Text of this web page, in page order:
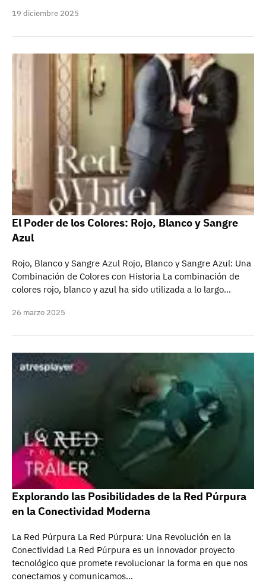
19 diciembre 2025
El Poder de los Colores: Rojo, Blanco y Sangre
Azul
Rojo, Blanco y Sangre Azul Rojo, Blanco y Sangre Azul: Una
Combinación de Colores con Historia La combinación de
colores rojo, blanco y azul ha sido utilizada a lo largo…
26 marzo 2025
Explorando las Posibilidades de la Red Púrpura
en la Conectividad Moderna
La Red Púrpura La Red Púrpura: Una Revolución en la
Conectividad La Red Púrpura es un innovador proyecto
tecnológico que promete revolucionar la forma en que nos
conectamos y comunicamos…